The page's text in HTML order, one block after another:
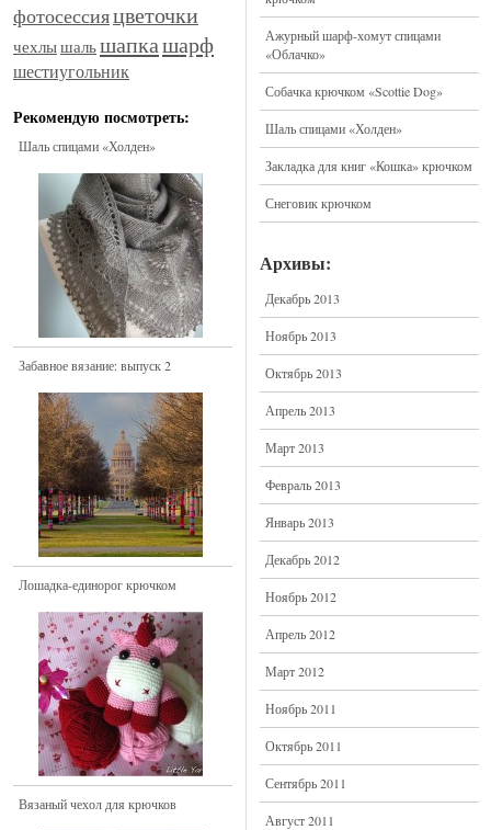
фотосессияцветочки
чехлышальшапкашарф
шестиугольник
Рекомендую посмотреть:
Шаль спицами «Холден»
Забавное вязание: выпуск 2
Лошадка-единорог крючком
Вязаный чехол для крючков
Ажурный шарф-хомут спицами
«Облачко»
Собачка крючком «Scottie Dog»
Шаль спицами «Холден»
Закладка для книг «Кошка» крючком
Снеговик крючком
Архивы:
Декабрь 2013
Ноябрь 2013
Октябрь 2013
Апрель 2013
Март 2013
Февраль 2013
Январь 2013
Декабрь 2012
Ноябрь 2012
Апрель 2012
Март 2012
Ноябрь 2011
Октябрь 2011
Сентябрь 2011
Август 2011